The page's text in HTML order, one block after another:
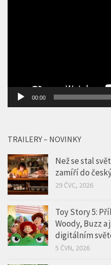
00:00
TRAILERY – NOVINKY
Než se stal
zamíří do
29 ČVC, 2026
Toy Story 5:
Woody, Buzz
digitálním
5 ČVN, 2026